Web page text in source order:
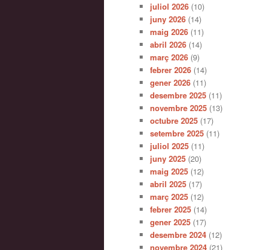
juliol 2026 (10)
juny 2026 (14)
maig 2026 (11)
abril 2026 (14)
març 2026 (9)
febrer 2026 (14)
gener 2026 (11)
desembre 2025 (11)
novembre 2025 (13)
octubre 2025 (17)
setembre 2025 (11)
juliol 2025 (11)
juny 2025 (20)
maig 2025 (12)
abril 2025 (17)
març 2025 (12)
febrer 2025 (14)
gener 2025 (17)
desembre 2024 (12)
novembre 2024 (21)